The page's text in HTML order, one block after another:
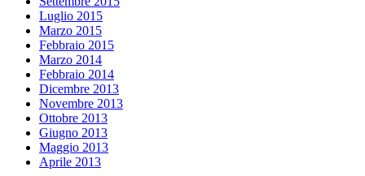
Luglio 2015
Marzo 2015
Febbraio 2015
Marzo 2014
Febbraio 2014
Dicembre 2013
Novembre 2013
Ottobre 2013
Giugno 2013
Maggio 2013
Aprile 2013